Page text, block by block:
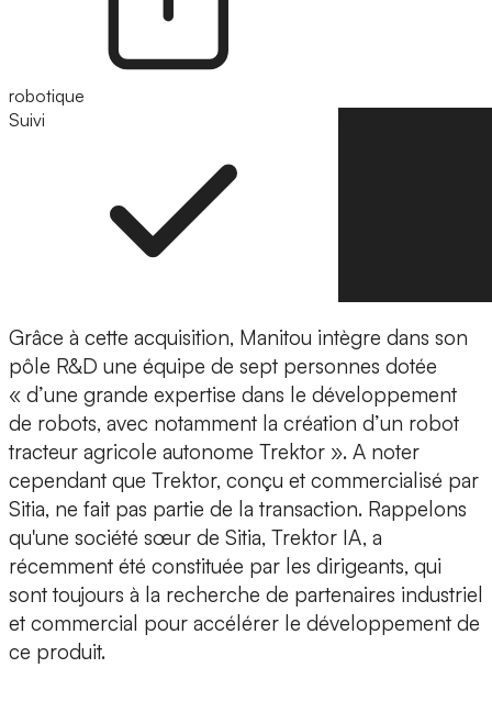
robotique
Suivi
Grâce à cette acquisition, Manitou intègre dans son
pôle R&D une équipe de sept personnes dotée
« d’une grande expertise dans le développement
de robots, avec notamment la création d’un robot
tracteur agricole autonome Trektor ». A noter
cependant que Trektor, conçu et commercialisé par
Sitia, ne fait pas partie de la transaction. Rappelons
qu'une société sœur de Sitia, Trektor IA, a
récemment été constituée par les dirigeants, qui
sont toujours à la recherche de partenaires industriel
et commercial pour accélérer le développement de
ce produit.